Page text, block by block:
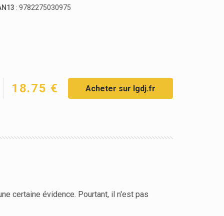
: 9782275030975
18.75 € Acheter sur lgdj.fr
certaine évidence. Pourtant, il n'est pas